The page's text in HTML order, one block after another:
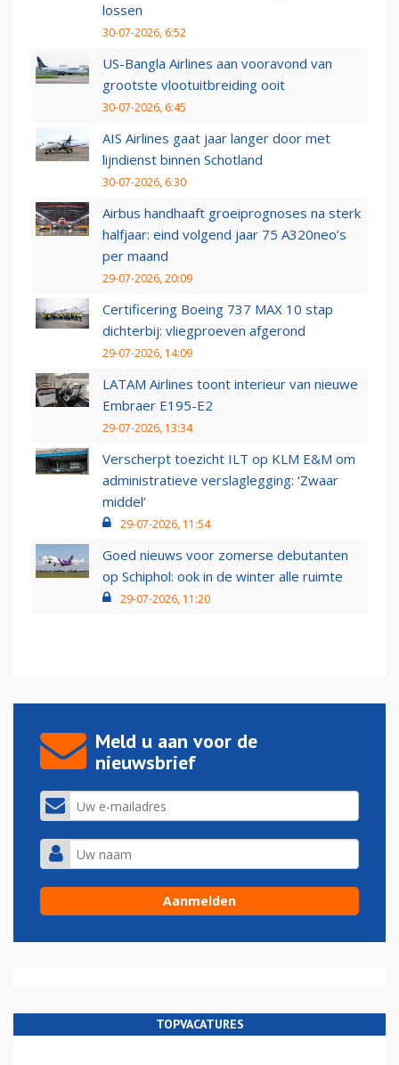
lossen
30-07-2026, 6:52
US-Bangla Airlines aan vooravond van
grootste vlootuitbreiding ooit
30-07-2026, 6:45
AIS Airlines gaat jaar langer door met
lijndienst binnen Schotland
30-07-2026, 6:30
Airbus handhaaft groeiprognoses na sterk
halfjaar: eind volgend jaar 75 A320neo’s
per maand
29-07-2026, 20:09
Certificering Boeing 737 MAX 10 stap
dichterbij: vliegproeven afgerond
29-07-2026, 14:09
LATAM Airlines toont interieur van nieuwe
Embraer E195-E2
29-07-2026, 13:34
Verscherpt toezicht ILT op KLM E&M om
administratieve verslaglegging: ‘Zwaar
middel’
29-07-2026, 11:54
Goed nieuws voor zomerse debutanten
op Schiphol: ook in de winter alle ruimte
29-07-2026, 11:20
Meld u aan voor de
nieuwsbrief
TOPVACATURES